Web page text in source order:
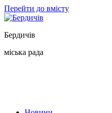
Перейти до вмісту
Бердичів
міська рада